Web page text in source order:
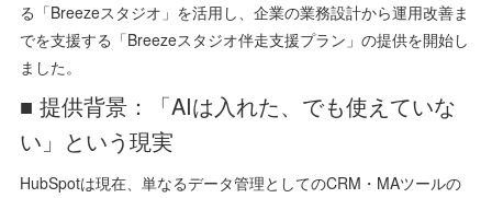
る「Breezeスタジオ」を活用し、企業の業務設計から運用改善ま
でを支援する「Breezeスタジオ伴走支援プラン」の提供を開始し
ました。
■ 提供背景：「AIは入れた、でも使えていな
い」という現実
HubSpotは現在、単なるデータ管理としてのCRM・MAツールの